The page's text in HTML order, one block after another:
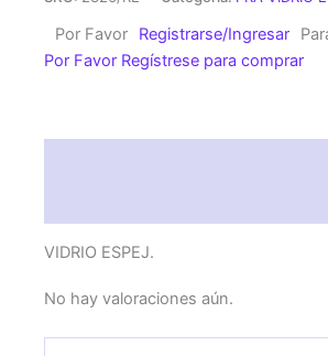
Por Favor Registrarse/Ingresar
Por Favor Regístrese para comprar
VIDRIO ESPEJ.
No hay valoraciones aún.